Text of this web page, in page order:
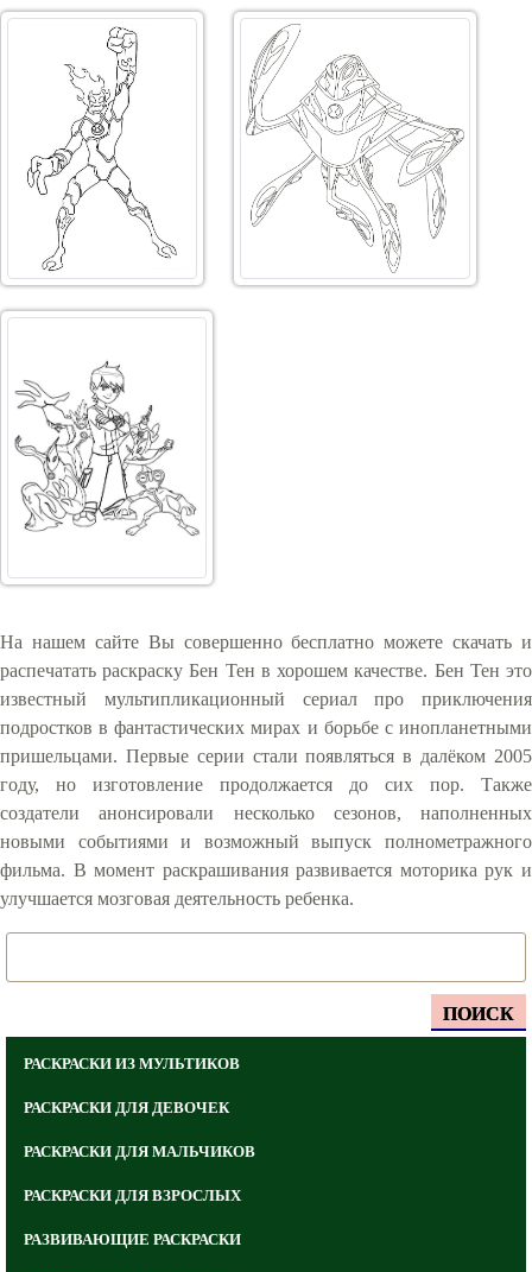
ПОИСК
РАСКРАСКИ ИЗ МУЛЬТИКОВ
РАСКРАСКИ ДЛЯ ДЕВОЧЕК
РАСКРАСКИ ДЛЯ МАЛЬЧИКОВ
РАСКРАСКИ ДЛЯ ВЗРОСЛЫХ
РАЗВИВАЮЩИЕ РАСКРАСКИ
На нашем сайте Вы совершенно бесплатно можете скачать и
распечатать раскраску Бен Тен в хорошем качестве. Бен Тен это
известный мультипликационный сериал про приключения
подростков в фантастических мирах и борьбе с инопланетными
пришельцами. Первые серии стали появляться в далёком 2005
году, но изготовление продолжается до сих пор. Также
создатели анонсировали несколько сезонов, наполненных
новыми событиями и возможный выпуск полнометражного
фильма. В момент раскрашивания развивается моторика рук и
улучшается мозговая деятельность ребенка.